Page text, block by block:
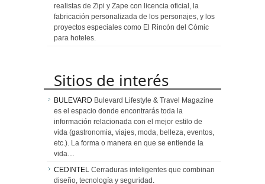
realistas de Zipi y Zape con licencia oficial, la
fabricación personalizada de los personajes, y los
proyectos especiales como El Rincón del Cómic
para hoteles.
Sitios de interés
BULEVARD Bulevard Lifestyle & Travel Magazine
es el espacio donde encontrarás toda la
información relacionada con el mejor estilo de
vida (gastronomia, viajes, moda, belleza, eventos,
etc.). La forma o manera en que se entiende la
vida…
CEDINTEL Cerraduras inteligentes que combinan
diseño, tecnología y seguridad.